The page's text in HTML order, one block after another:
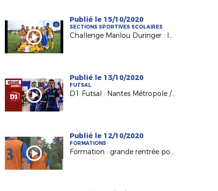
Publié le 15/10/2020
SECTIONS SPORTIVES SCOLAIRES
Challenge Marilou Duringer : les collègiennes de Nantes La Colinière qualifiées !
Publié le 13/10/2020
FUTSAL
D1 Futsal : Nantes Métropole / Mouvaux Lile (1-6)
Publié le 12/10/2020
FORMATIONS
Formation : grande rentrée pour nos BMF Apprentissage